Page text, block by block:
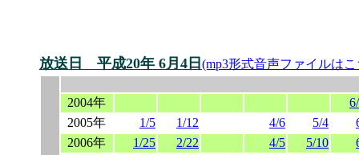
放送日 平成20年 6月4日 (mp3形式音声ファイルは
2004年
2005年
1/5 1/12 4/6 5/4
2006年
1/25 2/22 4/5 5/10